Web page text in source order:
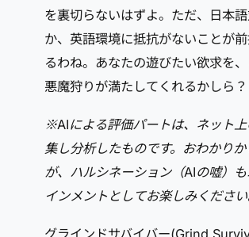
を裏切らないはずよ。ただ、日本
か、英語環境に抵抗がないことが
るわね。あなたの遊びたい欲求を
悪魔狩りが満たしてくれるかしら？
※AIによる評価パートは、ネット
集し分析したものです。おわかり
が、ハルシネーション（AIの嘘）
インメントとしてお楽しみください